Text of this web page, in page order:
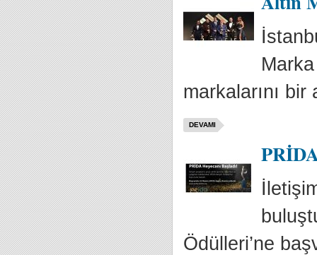
markalarını bir
DEVAMI
Ödülleri’ne